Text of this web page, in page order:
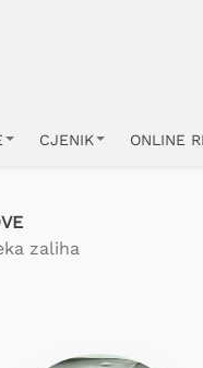
CJENIK ONLINE
zaliha